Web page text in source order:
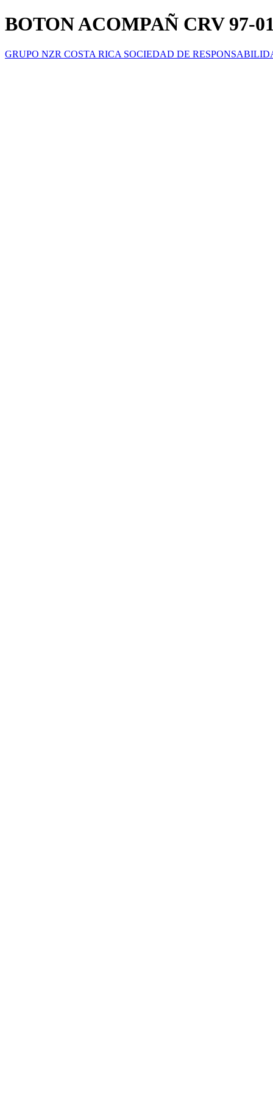
BOTON ACOMPAÑ CRV 97-
GRUPO NZR COSTA RICA SOCIEDAD DE